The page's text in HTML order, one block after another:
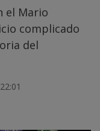
el Mario
complicado
del